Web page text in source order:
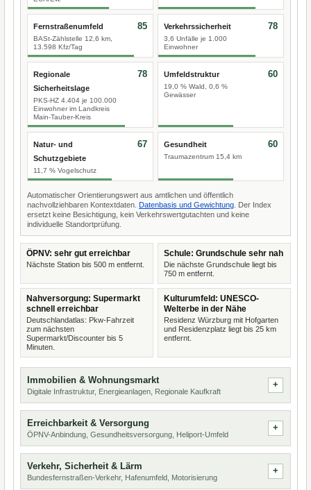
Fernstraßenumfeld
BASt-Zählstelle 12,6 km,
13.598 Kfz/Tag
85 Verkehrssicherheit
3,6 Unfälle je 1.000
Einwohner
78
Regionale
Sicherheitslage
PKS-HZ 4.404 je 100.000
Einwohner im Landkreis
Main-Tauber-Kreis
78 Umfeldstruktur
19,0 % Wald, 0,6 %
Gewässer
60
Natur- und
Schutzgebiete
11,7 % Vogelschutz
67 Gesundheit
Traumazentrum 15,4 km
60
Automatischer Orientierungswert aus amtlichen und öffentlich
nachvollziehbaren Kontextdaten. Datenbasis und Gewichtung . Der Index
ersetzt keine Besichtigung, kein Verkehrswertgutachten und keine
individuelle Standortprüfung.
ÖPNV: sehr gut erreichbar
Nächste Station bis 500 m entfernt.
Schule: Grundschule sehr nah
Die nächste Grundschule liegt bis
750 m entfernt.
Nahversorgung: Supermarkt
schnell erreichbar
Deutschlandatlas: Pkw-Fahrzeit
zum nächsten
Supermarkt/Discounter bis 5
Minuten.
Kulturumfeld: UNESCO-
Welterbe in der Nähe
Residenz Würzburg mit Hofgarten
und Residenzplatz liegt bis 25 km
entfernt.
Immobilien & Wohnungsmarkt
Digitale Infrastruktur, Energieanlagen, Regionale Kaufkraft
Erreichbarkeit & Versorgung
ÖPNV-Anbindung, Gesundheitsversorgung, Heliport-Umfeld
Verkehr, Sicherheit & Lärm
Bundesfernstraßen-Verkehr, Hafenumfeld, Motorisierung